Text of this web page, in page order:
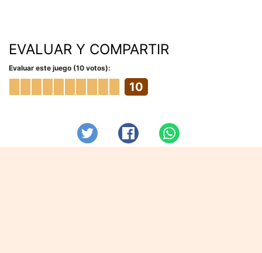
EVALUAR Y COMPARTIR
Evaluar este juego (10 votos):
10